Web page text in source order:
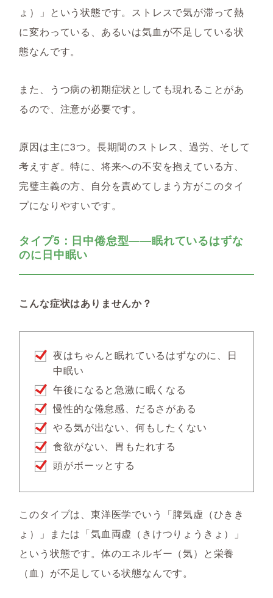
ょ）」という状態です。ストレスで気が滞って熱
に変わっている、あるいは気血が不足している状
態なんです。
また、うつ病の初期症状としても現れることがあ
るので、注意が必要です。
原因は主に3つ。長期間のストレス、過労、そして
考えすぎ。特に、将来への不安を抱えている方、
完璧主義の方、自分を責めてしまう方がこのタイ
プになりやすいです。
タイプ5：日中倦怠型――眠れているはずな
のに日中眠い
こんな症状はありませんか？
夜はちゃんと眠れているはずなのに、日
中眠い
午後になると急激に眠くなる
慢性的な倦怠感、だるさがある
やる気が出ない、何もしたくない
食欲がない、胃もたれする
頭がボーッとする
このタイプは、東洋医学でいう「脾気虚（ひきき
ょ）」または「気血両虚（きけつりょうきょ）」
という状態です。体のエネルギー（気）と栄養
（血）が不足している状態なんです。